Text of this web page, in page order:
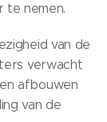
te nemen.
van de
verwacht
afbouwen
van de